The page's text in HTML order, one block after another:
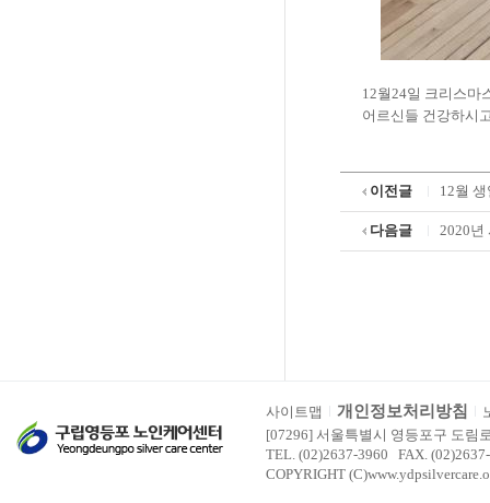
12월24일 크리스마
어르신들 건강하시
이전글 12월
다음글 2020년
사이트맵 개인정보처리방침
[07296] 서울특별시 영등포구 도림
TEL. (02)2637-3960 FAX.
COPYRIGHT